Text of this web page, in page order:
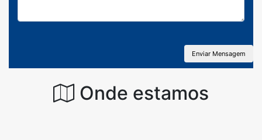
Onde estamos